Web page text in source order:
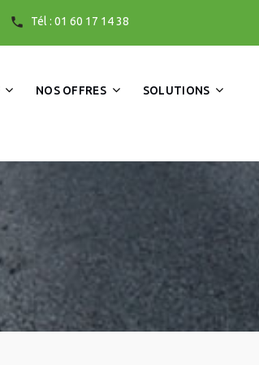
Tél : 01 60 17 14 38
NOS OFFRES
SOLUTIONS